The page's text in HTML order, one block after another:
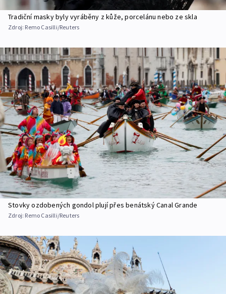
Tradiční masky byly vyráběny z kůže, porcelánu nebo ze skla
Zdroj: Remo Casilli/Reuters
Stovky ozdobených gondol plují přes benátský Canal Grande
Zdroj: Remo Casilli/Reuters